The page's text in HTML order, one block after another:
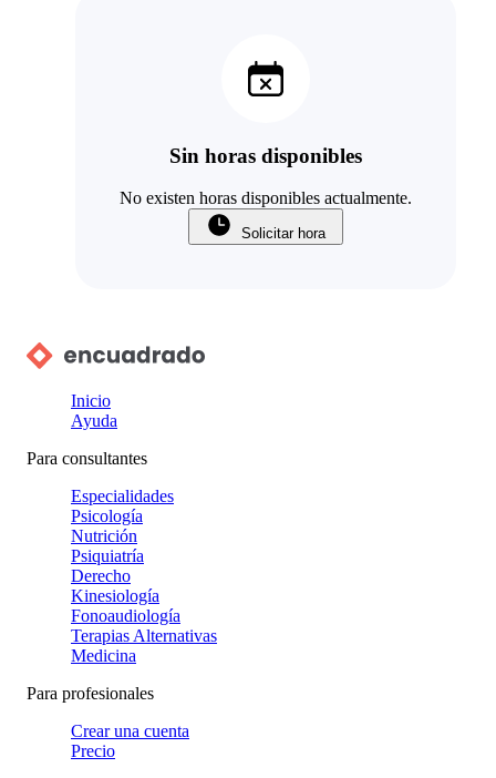
Sin horas disponibles
No existen horas disponibles actualmente.
Solicitar hora
Inicio
Ayuda
Para consultantes
Especialidades
Psicología
Nutrición
Psiquiatría
Derecho
Kinesiología
Fonoaudiología
Terapias Alternativas
Medicina
Para profesionales
Crear una cuenta
Precio